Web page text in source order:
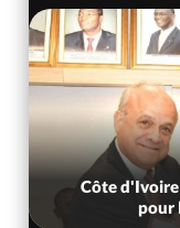
FCFA de la France
et l...